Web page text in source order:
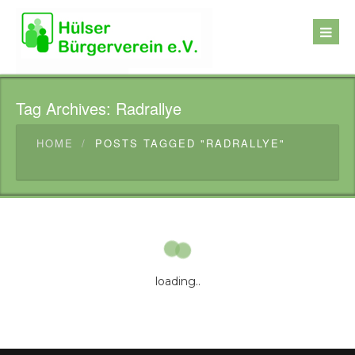
Tag Archives: Radrallye
HOME POSTS TAGGED "RADRALLYE"
loading..